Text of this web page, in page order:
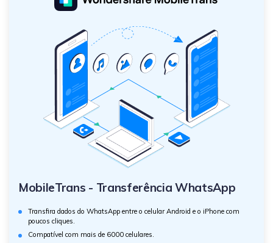
MobileTrans - Transferência WhatsApp
Transfira dados do WhatsApp entre o celular Android e o iPhone com
poucos cliques.
Compatível com mais de 6000 celulares.